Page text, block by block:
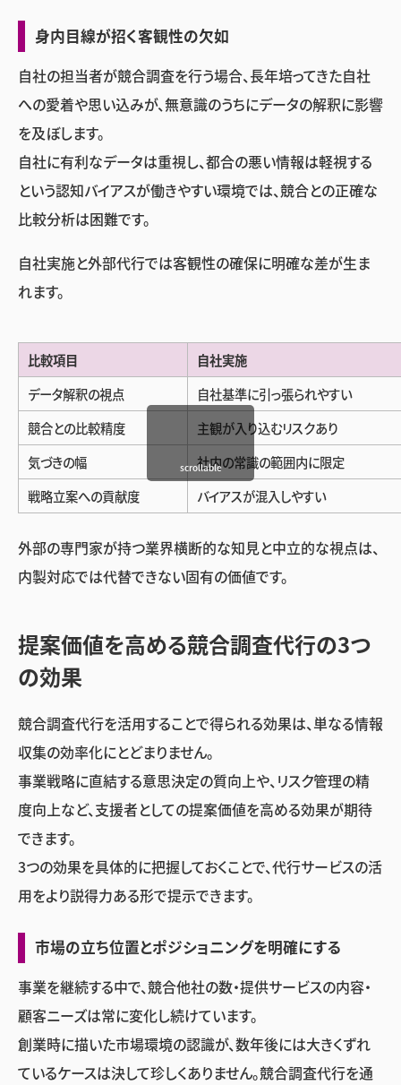
身内目線が招く客観性の欠如
自社の担当者が競合調査を行う場合、長年培ってきた自社
への愛着や思い込みが、無意識のうちにデータの解釈に影響
を及ぼします。
自社に有利なデータは重視し、都合の悪い情報は軽視する
という認知バイアスが働きやすい環境では、競合との正確な
比較分析は困難です。
自社実施と外部代行では客観性の確保に明確な差が生ま
れます。
比較項目
自社実施
データ解釈の視点
自社基準に引っ張られやすい
競合との比較精度
主観が入り込むリスクあり
気づきの幅
社内の常識の範囲内に限定
戦略立案への貢献度
バイアスが混入しやすい
scrollable
外部の専門家が持つ業界横断的な知見と中立的な視点は、
内製対応では代替できない固有の価値です。
提案価値を高める競合調査代行の3つ
の効果
競合調査代行を活用することで得られる効果は、単なる情報
収集の効率化にとどまりません。
事業戦略に直結する意思決定の質向上や、リスク管理の精
度向上など、支援者としての提案価値を高める効果が期待
できます。
3つの効果を具体的に把握しておくことで、代行サービスの活
用をより説得力ある形で提示できます。
市場の立ち位置とポジショニングを明確にする
事業を継続する中で、競合他社の数・提供サービスの内容・
顧客ニーズは常に変化し続けています。
創業時に描いた市場環境の認識が、数年後には大きくずれ
ているケースは決して珍しくありません。競合調査代行を通